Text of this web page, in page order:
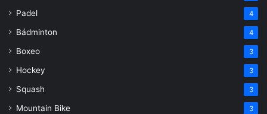
Padel 4
Bádminton 4
Boxeo 3
Hockey 3
Squash 3
Mountain Bike 3